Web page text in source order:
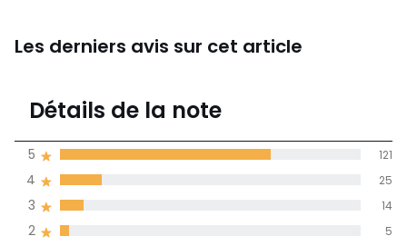
Les derniers avis sur cet article
4,4
moyenne des avis
dans toutes les
Détails de la note
2 5
3 14
4 25
5 121